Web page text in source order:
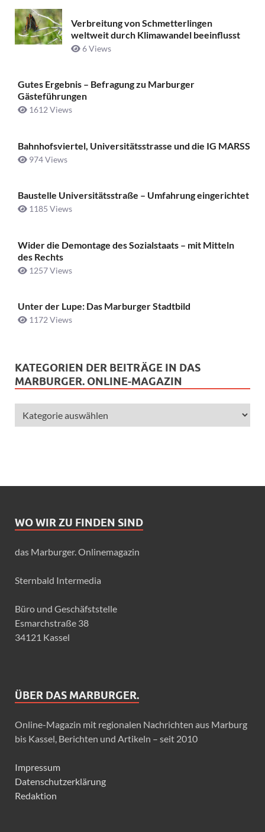
Verbreitung von Schmetterlingen
weltweit durch Klimawandel beeinflusst
6 Views
Gutes Ergebnis – Befragung zu Marburger
Gästeführungen
1612 Views
Bahnhofsviertel, Universitätsstrasse und die IG MARSS
974 Views
Baustelle Universitätsstraße ­– Umfahrung eingerichtet
1185 Views
Wider die Demontage des Sozialstaats – mit Mitteln
des Rechts
1257 Views
Unter der Lupe: Das Marburger Stadtbild
1172 Views
KATEGORIEN DER BEITRÄGE IN DAS
MARBURGER. ONLINE-MAGAZIN
WO WIR ZU FINDEN SIND
das Marburger. Onlinemagazin
Sternbald Intermedia
Büro und Geschäfststelle
Esmarchstraße 38
34121 Kassel
ÜBER DAS MARBURGER.
Online-Magazin mit regionalen Nachrichten aus Marburg
bis Kassel, Berichten und Artikeln – seit 2010
Impressum
Datenschutzerklärung
Redaktion